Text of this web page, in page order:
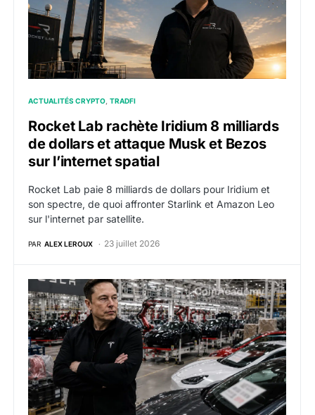
ACTUALITÉS CRYPTO TRADFI
Rocket Lab rachète Iridium 8 milliards
de dollars et attaque Musk et Bezos
sur l’internet spatial
Rocket Lab paie 8 milliards de dollars pour Iridium et
son spectre, de quoi affronter Starlink et Amazon Leo
sur l'internet par satellite.
PAR ALEX LEROUX 23 juillet 2026
TSLA : les bénéfices de Tesla chutent de 17 %